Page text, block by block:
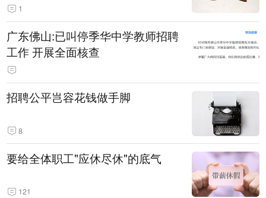
1
广东佛山:已叫停季华中学教师招聘
工作 开展全面核查
招聘公平岂容花钱做手脚
8
要给全体职工"应休尽休"的底气
121